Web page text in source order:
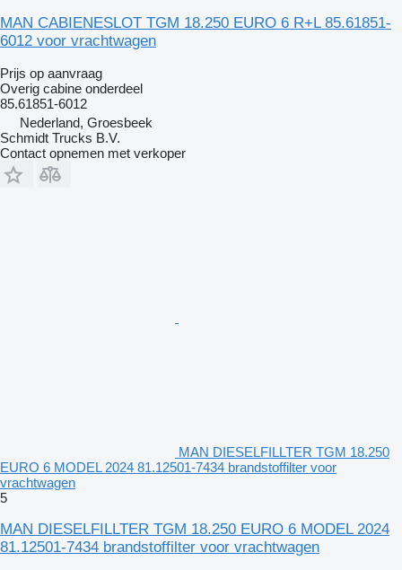
MAN CABIENESLOT TGM 18.250 EURO 6 R+L 85.61851-
6012 voor vrachtwagen
Prijs op aanvraag
Overig cabine onderdeel
85.61851-6012
Nederland, Groesbeek
Schmidt Trucks B.V.
Contact opnemen met verkoper
MAN DIESELFILLTER TGM 18.250
EURO 6 MODEL 2024 81.12501-7434 brandstoffilter voor
vrachtwagen
5
MAN DIESELFILLTER TGM 18.250 EURO 6 MODEL 2024
81.12501-7434 brandstoffilter voor vrachtwagen